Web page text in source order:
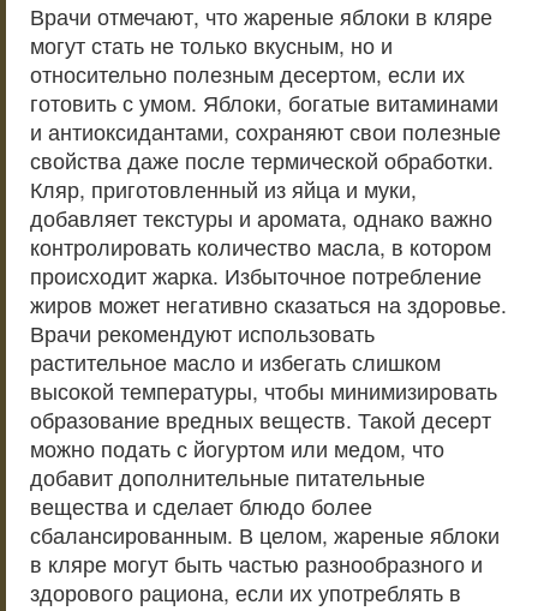
Врачи отмечают, что жареные яблоки в кляре
могут стать не только вкусным, но и
относительно полезным десертом, если их
готовить с умом. Яблоки, богатые витаминами
и антиоксидантами, сохраняют свои полезные
свойства даже после термической обработки.
Кляр, приготовленный из яйца и муки,
добавляет текстуры и аромата, однако важно
контролировать количество масла, в котором
происходит жарка. Избыточное потребление
жиров может негативно сказаться на здоровье.
Врачи рекомендуют использовать
растительное масло и избегать слишком
высокой температуры, чтобы минимизировать
образование вредных веществ. Такой десерт
можно подать с йогуртом или медом, что
добавит дополнительные питательные
вещества и сделает блюдо более
сбалансированным. В целом, жареные яблоки
в кляре могут быть частью разнообразного и
здорового рациона, если их употреблять в